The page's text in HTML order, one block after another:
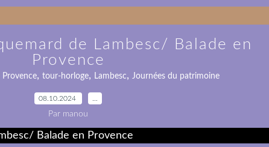
de Lambesc/ Balade en
Provence
Provence, tour-horloge, Lambesc, Journées du patrimoine
08.10.2024
Par manou